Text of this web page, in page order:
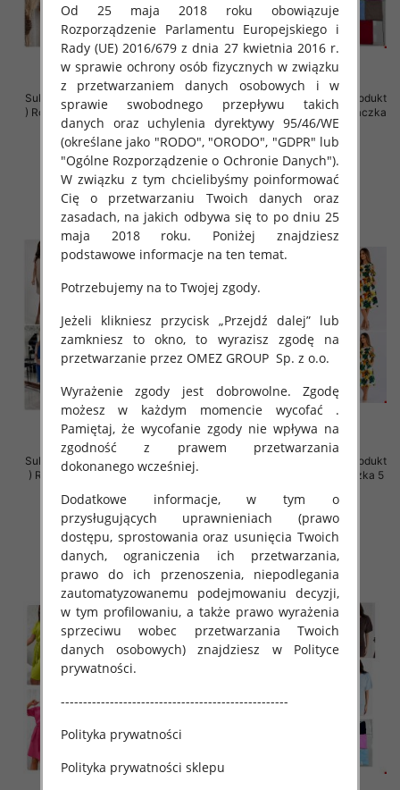
Sukienki damskie (Polska produkt
) Roz Standard , Mix Kolor Paczka
5 szt
40.00 zł
szczegóły
Sukienki damskie (Polska produkt
) Roz Standard , Mix Kolor Paczka
5 szt
40.00 zł
szczegóły
Sukienki damskie (Polska produkt
) Roz 38-48, Mix Kolor Paczka 5
39.00 zł
szczegóły
Sukienki damskie (Polska produkt
) Roz 36-44, Mix Kolor Paczka 5
18.00 zł
szczegóły
Od 25 maja 2018 roku obowiązuje
Rozporządzenie Parlamentu Europejskiego i
Rady (UE) 2016/679 z dnia 27 kwietnia 2016 r.
w sprawie ochrony osób fizycznych w związku
z przetwarzaniem danych osobowych i w
sprawie swobodnego przepływu takich
danych oraz uchylenia dyrektywy 95/46/WE
(określane jako "RODO", "ORODO", "GDPR" lub
"Ogólne Rozporządzenie o Ochronie Danych").
W związku z tym chcielibyśmy poinformować
Cię o przetwarzaniu Twoich danych oraz
zasadach, na jakich odbywa się to po dniu 25
maja 2018 roku. Poniżej znajdziesz
podstawowe informacje na ten temat.
Potrzebujemy na to Twojej zgody.
Jeżeli klikniesz przycisk „Przejdź dalej” lub
zamkniesz to okno, to wyrazisz zgodę na
przetwarzanie przez OMEZ GROUP Sp. z o.o.
Wyrażenie zgody jest dobrowolne. Zgodę
możesz w każdym momencie wycofać .
Pamiętaj, że wycofanie zgody nie wpływa na
zgodność z prawem przetwarzania
dokonanego wcześniej.
Dodatkowe informacje, w tym o
przysługujących uprawnieniach (prawo
dostępu, sprostowania oraz usunięcia Twoich
danych, ograniczenia ich przetwarzania,
prawo do ich przenoszenia, niepodlegania
zautomatyzowanemu podejmowaniu decyzji,
w tym profilowaniu, a także prawo wyrażenia
sprzeciwu wobec przetwarzania Twoich
danych osobowych) znajdziesz w Polityce
prywatności.
---------------------------------------------------
Polityka prywatności
Polityka prywatności sklepu